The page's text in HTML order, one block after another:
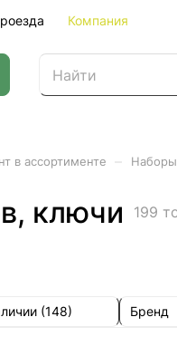
Компания
в ассортименте
ключи 199
(148) Бренд